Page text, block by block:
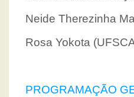
Neide Therezinha
Rosa Yokota
PROGRAMAÇÃO